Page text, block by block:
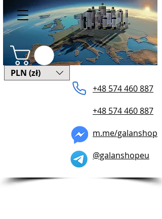
+48 574 460 887
+48 574 460 887
m.me/galanshop
@galanshopeu
PLN (zł)